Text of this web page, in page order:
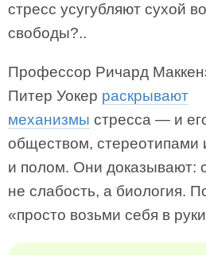
стресс усугубляют сухой
свободы?..
Профессор Ричард
Питер Уокер раскрывают
механизмы стресса — и
обществом, стереотипами
и полом. Они доказывают:
не слабость, а биология.
«просто возьми себя в